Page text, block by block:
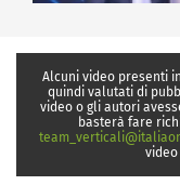
Alcuni video presenti
quindi valutati di
video o gli autori
basterà fare